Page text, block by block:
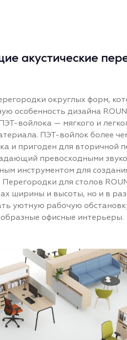
акустические
округлых форм,
особенность дизайна
войлока — мягкого и
ПЭТ-войлок более
и пригоден для вторичной
превосходными
инструментом для
для столов
ширины и высоты, но и в
уютную рабочую
офисные интерьеры.